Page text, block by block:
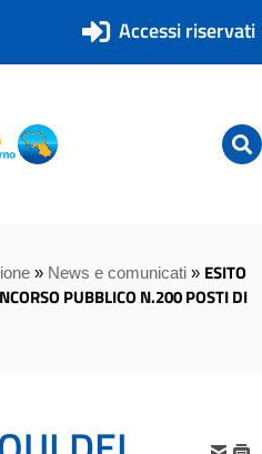
Accessi riservati
ASL Salerno
ASL Salerno
» News e comunicati» ESITO
PUBBLICO N.200 POSTI DI